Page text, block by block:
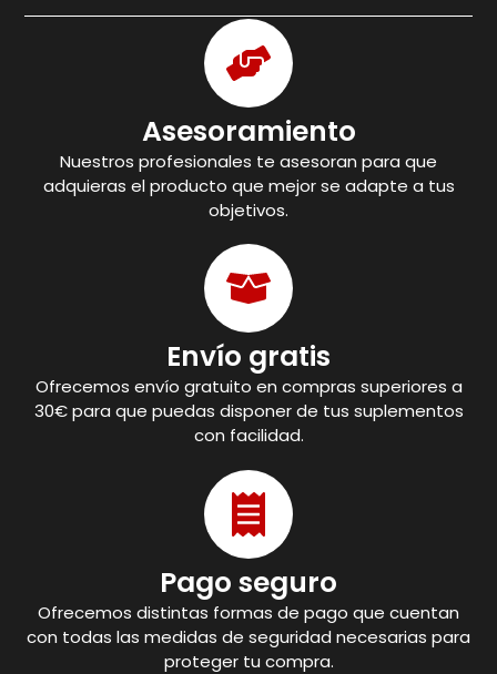
Asesoramiento
Nuestros profesionales te asesoran para que
adquieras el producto que mejor se adapte a tus
objetivos.
Envío gratis
Ofrecemos envío gratuito en compras superiores a
30€ para que puedas disponer de tus suplementos
con facilidad.
Pago seguro
Ofrecemos distintas formas de pago que cuentan
con todas las medidas de seguridad necesarias para
proteger tu compra.